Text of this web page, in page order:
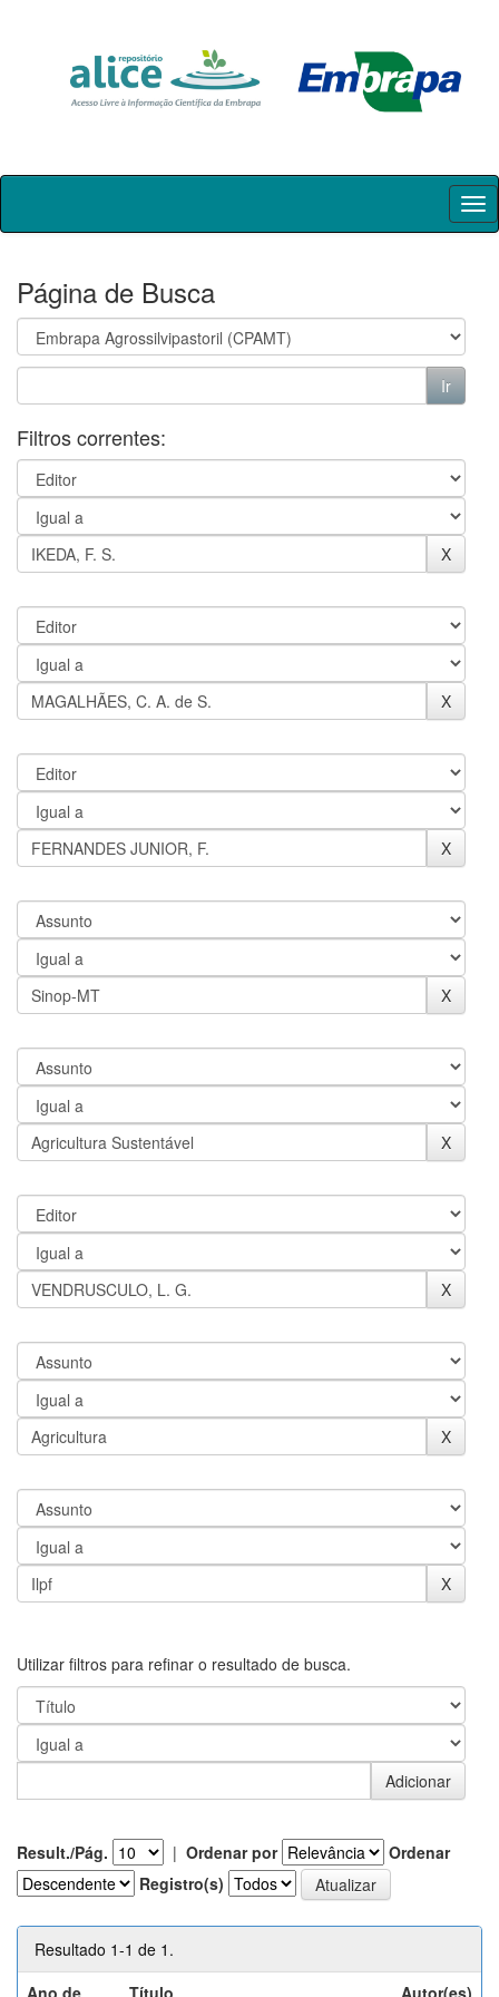
Skip
Página de Busca
Filtros correntes:
Utilizar filtros para refinar o resultado de busca.
Result./Pág. | Ordenar por
Ordenar
Registro(s)
Resultado 1-1 de 1.
Ano de
Título Autor(es)